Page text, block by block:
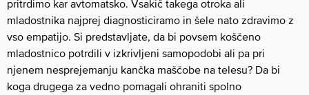
pritrdimo kar avtomatsko. Vsakič takega otroka ali
mladostnika najprej diagnosticiramo in šele nato zdravimo z
vso empatijo. Si predstavljate, da bi povsem koščeno
mladostnico potrdili v izkrivljeni samopodobi ali pa pri
njenem nesprejemanju kančka maščobe na telesu? Da bi
koga drugega za vedno pomagali ohraniti spolno